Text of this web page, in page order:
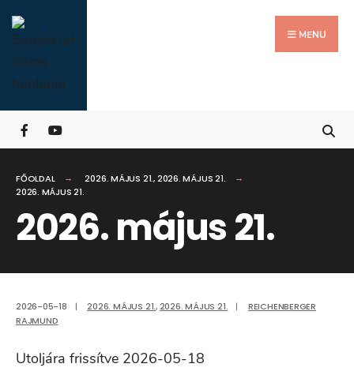
Skip
to
content
MENU
FŐOLDAL 2026. MÁJUS 21.,2026. MÁJUS 21.
2026. MÁJUS 21.
2026. május 21.
2026-05-18 | 2026. MÁJUS 21.,2026. MÁJUS 21. |
REICHENBERGER
RAJMUND
Utoljára frissítve 2026-05-18
for:
Close